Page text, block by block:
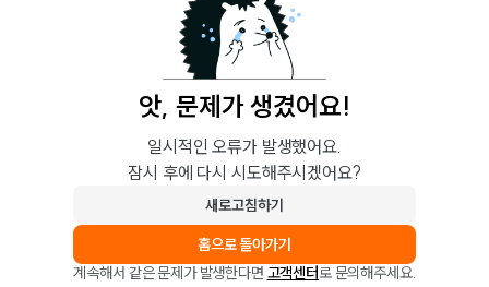
앗, 문제가 생겼어요!
일시적인 오류가 발생했어요.
잠시 후에 다시 시도해주시겠어요?
새로고침하기
홈으로 돌아가기
계속해서 같은 문제가 발생한다면 고객센터로 문의해주세요.